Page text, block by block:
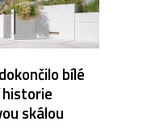
bílé
skálou